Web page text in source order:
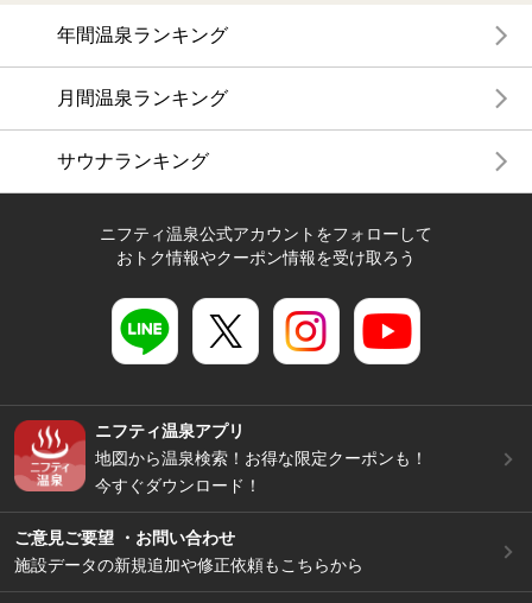
年間温泉ランキング
月間温泉ランキング
サウナランキング
ニフティ温泉公式アカウントをフォローして
おトク情報やクーポン情報を受け取ろう
ニフティ温泉アプリ
地図から温泉検索！お得な限定クーポンも！
今すぐダウンロード！
ご意見ご要望 ・お問い合わせ
施設データの新規追加や修正依頼もこちらから